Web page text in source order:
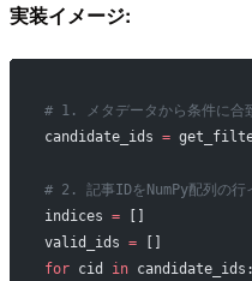
実装イメージ:
# 1. メタデータから条件に合
candidate_ids =
# 2. 記事IDをNumPy配列の行
indices = []
valid_ids = []
for cid in candidate_ids: